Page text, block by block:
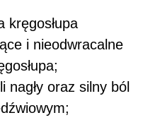
kręgosłupa
i nieodwracalne
nagły oraz silny ból